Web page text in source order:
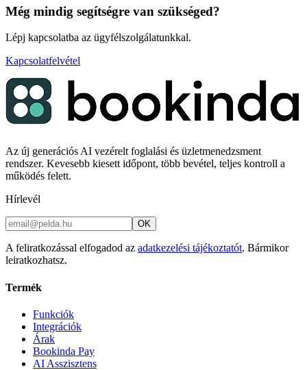
Még mindig segítségre van szükséged?
Lépj kapcsolatba az ügyfélszolgálatunkkal.
Kapcsolatfelvétel
Az új generációs AI vezérelt foglalási és üzletmenedzsment
rendszer. Kevesebb kiesett időpont, több bevétel, teljes kontroll a
működés felett.
Hírlevél
OK
A feliratkozással elfogadod az adatkezelési tájékoztatót. Bármikor
leiratkozhatsz.
Termék
Funkciók
Integrációk
Árak
Bookinda Pay
AI Asszisztens